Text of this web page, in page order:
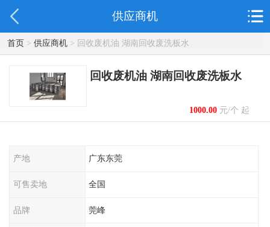
供应商机
首页> 供应商机> 回收废机油 湖南回收废洗板水
回收废机油 湖南回收废洗板水
1000.00元/个 起
产地 广东东莞
可售卖地 全国
品牌 莞峰